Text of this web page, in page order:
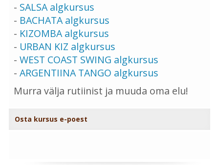
- SALSA algkursus
- BACHATA algkursus
- KIZOMBA algkursus
- URBAN KIZ algkursus
- WEST COAST SWING algkursus
- ARGENTIINA TANGO algkursus
Murra välja rutiinist ja muuda oma elu!
Osta kursus e-poest